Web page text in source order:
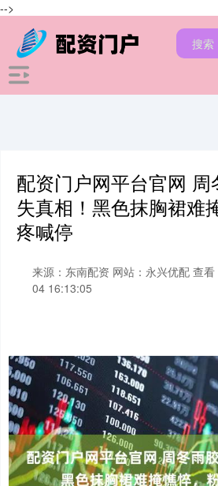
-->
配资门户网平台官网
失真相！黑色抹胸裙难
疼喊停
来源：东南配资 网站：永兴优配 查看
04 16:13:05